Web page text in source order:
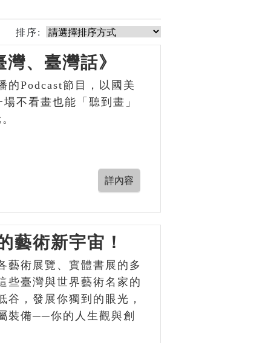
排序:
、臺灣話》
的Podcast節目，以國美
不看畫也能「聽到畫」
藝術新宇宙！
藝術展覽、實體書展的多
些臺灣與世界藝術名家的
，發展你獨到的眼光，
裝備──你的人生觀與創